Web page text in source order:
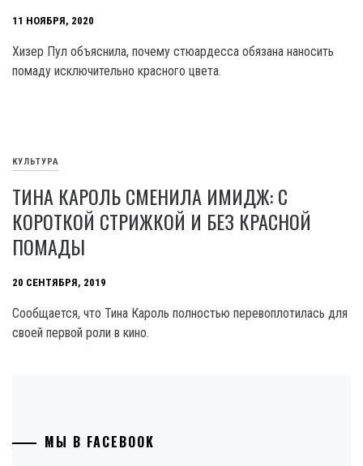
11 НОЯБРЯ, 2020
Хизер Пул объяснила, почему стюардесса обязана наносить
помаду исключительно красного цвета.
КУЛЬТУРА
ТИНА КАРОЛЬ СМЕНИЛА ИМИДЖ: С
КОРОТКОЙ СТРИЖКОЙ И БЕЗ КРАСНОЙ
ПОМАДЫ
20 СЕНТЯБРЯ, 2019
Сообщается, что Тина Кароль полностью перевоплотилась для
своей первой роли в кино.
МЫ В FACEBOOK